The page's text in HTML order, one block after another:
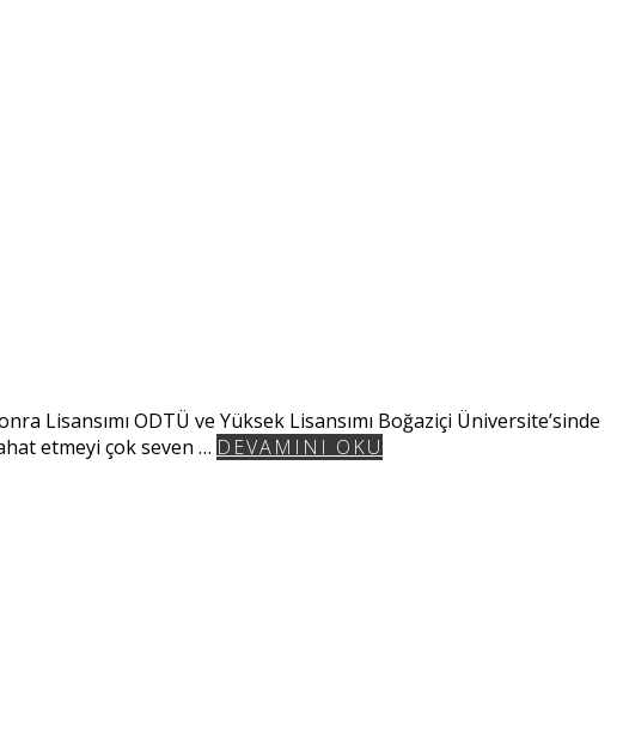
Lisansımı ODTÜ ve Yüksek Lisansımı Boğaziçi Üniversite’sinde
etmeyi çok seven … DEVAMINI OKU